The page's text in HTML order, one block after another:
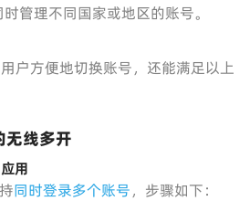
时管理不同国家或地区的账号。
户方便地切换账号，还能满足以上
线多开
用
同时登录多个账号，步骤如下：